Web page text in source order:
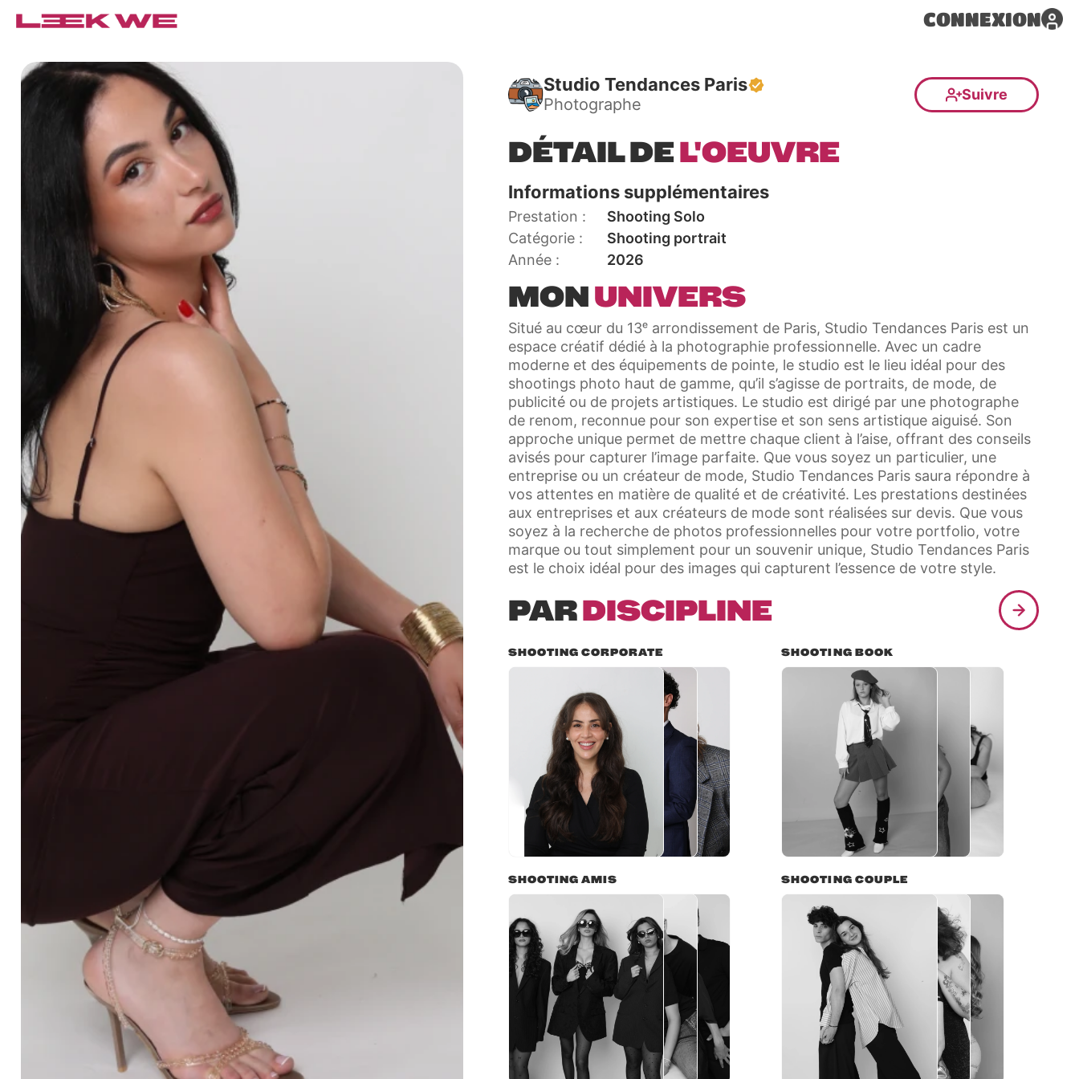
CONNEXION
Studio Tendances Paris
Photographe
Suivre
DÉTAIL DEL'OEUVRE
Informations supplémentaires
Prestation
Shooting Solo
Catégorie
Shooting portrait
Année
2026
MONUNIVERS
Situé au cœur du 13ᵉ arrondissement de Paris, Studio Tendances Paris est un
espace créatif dédié à la photographie professionnelle. Avec un cadre
moderne et des équipements de pointe, le studio est le lieu idéal pour des
shootings photo haut de gamme, qu’il s’agisse de portraits, de mode, de
publicité ou de projets artistiques. Le studio est dirigé par une photographe
de renom, reconnue pour son expertise et son sens artistique aiguisé. Son
approche unique permet de mettre chaque client à l’aise, offrant des conseils
avisés pour capturer l’image parfaite. Que vous soyez un particulier, une
entreprise ou un créateur de mode, Studio Tendances Paris saura répondre à
vos attentes en matière de qualité et de créativité. Les prestations destinées
aux entreprises et aux créateurs de mode sont réalisées sur devis. Que vous
soyez à la recherche de photos professionnelles pour votre portfolio, votre
marque ou tout simplement pour un souvenir unique, Studio Tendances Paris
est le choix idéal pour des images qui capturent l’essence de votre style.
PARDISCIPLINE
SHOOTING CORPORATE SHOOTING BOOK
SHOOTING AMIS SHOOTING COUPLE